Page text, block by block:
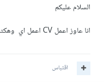
السلام عليكم
انا عاوز اعمل CV اعمل اي وهكتب الCV فين؟
اقتباس